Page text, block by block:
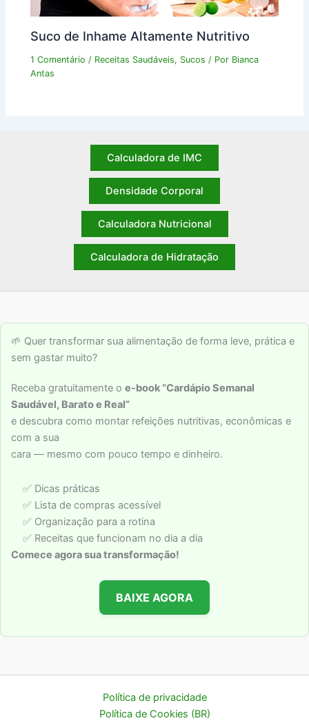
Suco de Inhame Altamente Nutritivo
1 Comentário / Receitas Saudáveis, Sucos / Por Bianca
Antas
Calculadora de IMC
Densidade Corporal
Calculadora Nutricional
Calculadora de Hidratação
🌱 Quer transformar sua alimentação de forma leve, prática e
sem gastar muito?
Receba gratuitamente o e-book “Cardápio Semanal
Saudável, Barato e Real”
e descubra como montar refeições nutritivas, econômicas e
com a sua
cara — mesmo com pouco tempo e dinheiro.
✅ Dicas práticas
✅ Lista de compras acessível
✅ Organização para a rotina
✅ Receitas que funcionam no dia a dia
Comece agora sua transformação!
BAIXE AGORA
Política de privacidade
Política de Cookies (BR)